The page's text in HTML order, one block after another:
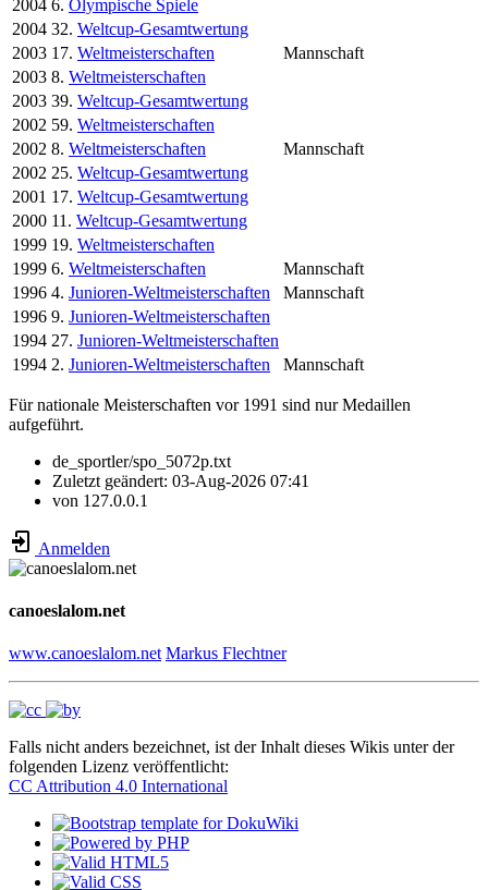
2004 6. Olympische Spiele
2004 32. Weltcup-Gesamtwertung
2003 17. Weltmeisterschaften
Mannschaft
2003 8. Weltmeisterschaften
2003 39. Weltcup-Gesamtwertung
2002 59. Weltmeisterschaften
2002 8. Weltmeisterschaften
Mannschaft
2002 25. Weltcup-Gesamtwertung
2001 17. Weltcup-Gesamtwertung
2000 11. Weltcup-Gesamtwertung
1999 19. Weltmeisterschaften
1999 6. Weltmeisterschaften
Mannschaft
1996 4. Junioren-Weltmeisterschaften
Mannschaft
1996 9. Junioren-Weltmeisterschaften
1994 27. Junioren-Weltmeisterschaften
1994 2. Junioren-Weltmeisterschaften Mannschaft
Für nationale Meisterschaften vor 1991 sind nur Medaillen
aufgeführt.
de_sportler/spo_5072p.txt
Zuletzt geändert: 03-Aug-2026 07:41
von 127.0.0.1
Anmelden
canoeslalom.net
www.canoeslalom.net Markus Flechtner
Falls nicht anders bezeichnet, ist der Inhalt dieses Wikis unter der
folgenden Lizenz veröffentlicht:
CC Attribution 4.0 International